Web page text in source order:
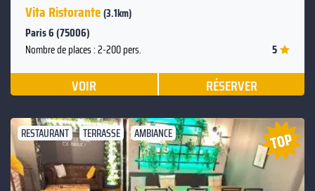
Vita Ristorante(3.1km)
Paris 6 (75006)
Nombre de places : 2-200 pers. 5
VOIR RÉSERVER
RESTAURANT TERRASSE AMBIANCE